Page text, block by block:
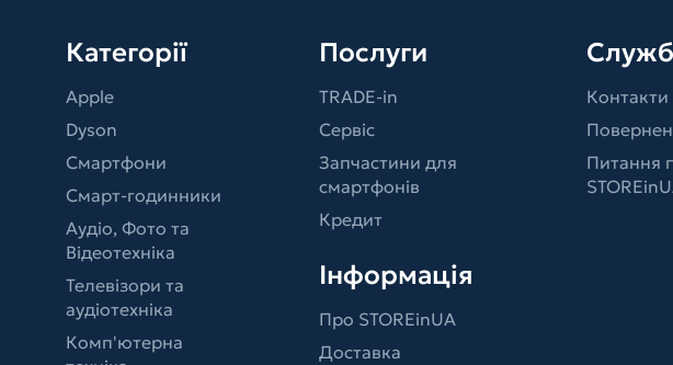
Категорії
Apple
Dyson
Смартфони
Смарт-годинники
Аудіо, Фото та
Відеотехніка
Телевізори та
аудіотехніка
Комп'ютерна
Послуги
TRADE-in
Сервіс
Запчастини для
смартфонів
Кредит
Інформація
Про STOREinUA
Доставка
Контакти
Питання